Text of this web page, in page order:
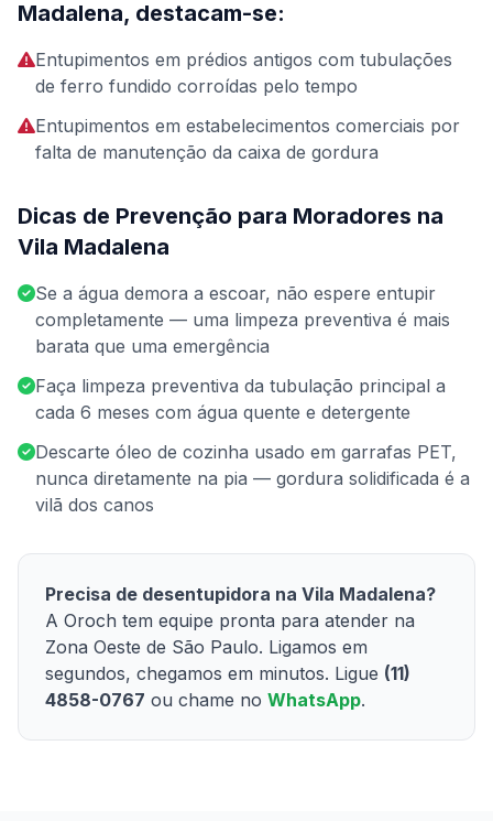
Madalena, destacam-se:
Entupimentos em prédios antigos com tubulações
de ferro fundido corroídas pelo tempo
Entupimentos em estabelecimentos comerciais por
falta de manutenção da caixa de gordura
Dicas de Prevenção para Moradores na
Vila Madalena
Se a água demora a escoar, não espere entupir
completamente — uma limpeza preventiva é mais
barata que uma emergência
Faça limpeza preventiva da tubulação principal a
cada 6 meses com água quente e detergente
Descarte óleo de cozinha usado em garrafas PET,
nunca diretamente na pia — gordura solidificada é a
vilã dos canos
Precisa de desentupidora na Vila Madalena?
A Oroch tem equipe pronta para atender na
Zona Oeste de São Paulo. Ligamos em
segundos, chegamos em minutos. Ligue (11)
4858-0767 ou chame no WhatsApp.